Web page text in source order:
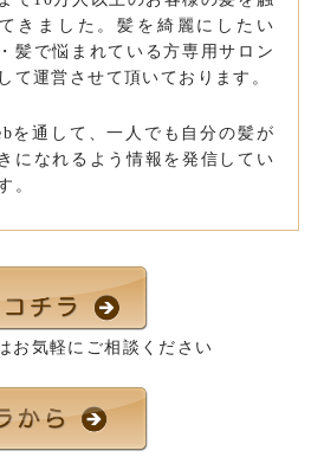
きました。髪を綺麗にしたい
髪で悩まれている方専用サロン
て運営させて頂いております。
を通して、一人でも自分の髪が
になれるよう情報を発信してい
。
お気軽にご相談ください